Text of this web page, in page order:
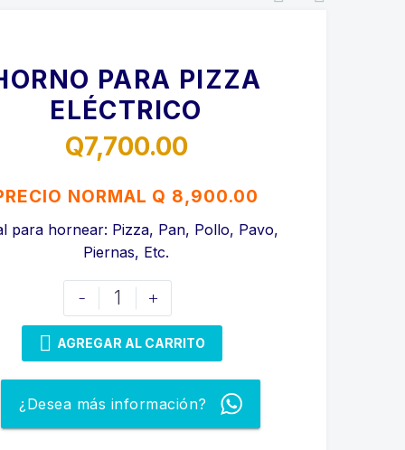
PARA PIZZA
ELÉCTRICO
Q7,700.00
NORMAL Q 8,900.00
para hornear: Pizza, Pan, Pollo, Pavo,
Piernas, Etc.
-
HORNO
PARA
PIZZA
ELÉCTRICO
cantidad
+
 AGREGAR AL CARRITO
¿Desea más información?